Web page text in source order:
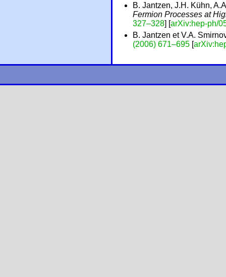
B. Jantzen, J.H. Kühn,
Fermion Processes at
327–328] [arXiv:hep-ph/
B. Jantzen et V.A.
(2006) 671–695 [